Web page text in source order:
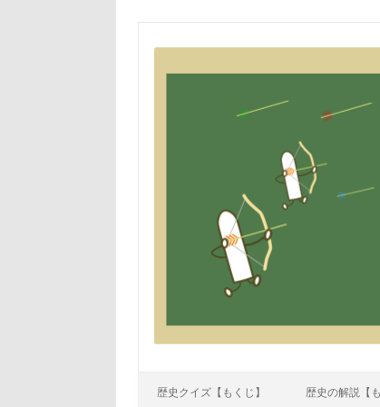
歴史クイズ【もくじ】 歴史の解説【